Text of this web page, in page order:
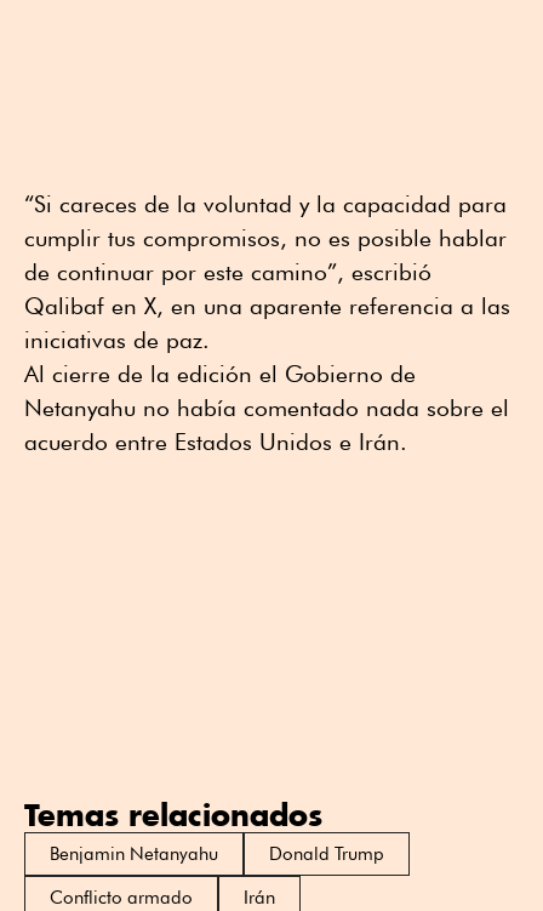
“Si careces de la voluntad y la capacidad para
cumplir tus compromisos, no es posible hablar
de continuar por este camino”, escribió
Qalibaf en X, en una aparente referencia a las
iniciativas de paz.
Al cierre de la edición el Gobierno de
Netanyahu no había comentado nada sobre el
acuerdo entre Estados Unidos e Irán.
Temas relacionados
Benjamin Netanyahu
Donald Trump
Conflicto armado
Irán